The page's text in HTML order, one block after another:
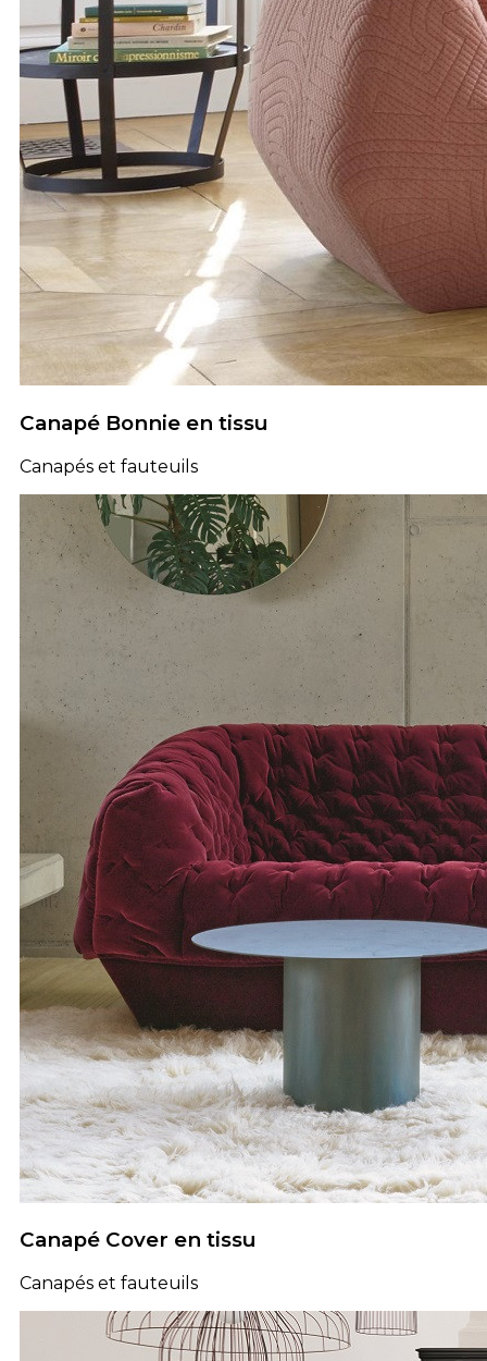
Canapé Bonnie en tissu
Canapés et fauteuils
Canapé Cover en tissu
Canapés et fauteuils